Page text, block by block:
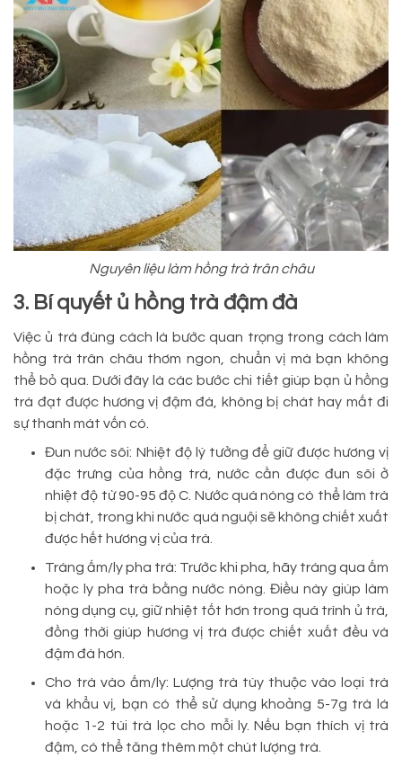
Nguyên liệu làm hồng trà trân châu
3. Bí quyết ủ hồng trà đậm đà
Việc ủ trà đúng cách là bước quan trọng trong cách làm
hồng trà trân châu thơm ngon, chuẩn vị mà bạn không
thể bỏ qua. Dưới đây là các bước chi tiết giúp bạn ủ hồng
trà đạt được hương vị đậm đà, không bị chát hay mất đi
sự thanh mát vốn có.
Đun nước sôi: Nhiệt độ lý tưởng để giữ được hương vị
đặc trưng của hồng trà, nước cần được đun sôi ở
nhiệt độ từ 90-95 độ C. Nước quá nóng có thể làm trà
bị chát, trong khi nước quá nguội sẽ không chiết xuất
được hết hương vị của trà.
Tráng ấm/ly pha trà: Trước khi pha, hãy tráng qua ấm
hoặc ly pha trà bằng nước nóng. Điều này giúp làm
nóng dụng cụ, giữ nhiệt tốt hơn trong quá trình ủ trà,
đồng thời giúp hương vị trà được chiết xuất đều và
đậm đà hơn.
Cho trà vào ấm/ly: Lượng trà tùy thuộc vào loại trà
và khẩu vị, bạn có thể sử dụng khoảng 5-7g trà lá
hoặc 1-2 túi trà lọc cho mỗi ly. Nếu bạn thích vị trà
đậm, có thể tăng thêm một chút lượng trà.